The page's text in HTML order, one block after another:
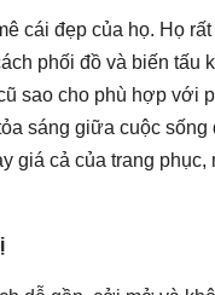
cái đẹp của họ. Họ
phối đồ và biến tấu
sao cho phù hợp với
sáng giữa cuộc
giá cả của trang